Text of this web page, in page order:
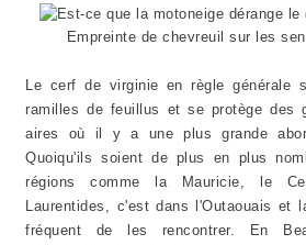
Empreinte de chevreuil sur les
Le cerf de virginie en règle générale
ramilles de feuillus et se protège des
aires où il y a une plus grande
Quoiqu'ils soient de plus en plus
régions comme la Mauricie, le
Laurentides, c'est dans l'Outaouais et
fréquent de les rencontrer. En